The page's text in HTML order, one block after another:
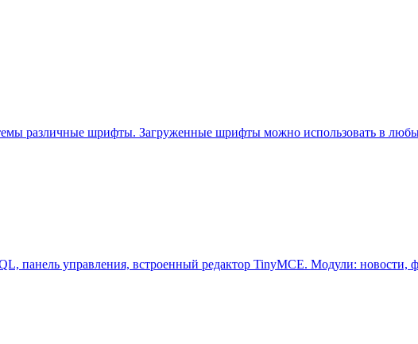
различные шрифты. Загруженные шрифты можно использовать в
панель управления, встроенный редактор TinyMCE. Модули: новости,